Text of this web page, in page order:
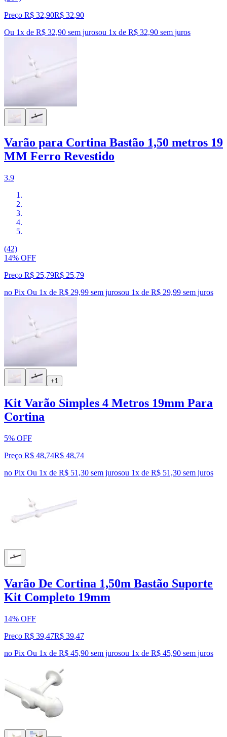
Preço R$ 32,90R$ 32,90
Ou 1x de R$ 32,90 sem jurosou 1x de R$ 32,90 sem juros
Varão para Cortina Bastão 1,50 metros 19
MM Ferro Revestido
3.9
(42)
14% OFF
Preço R$ 25,79R$ 25,79
no Pix Ou 1x de R$ 29,99 sem jurosou 1x de R$ 29,99 sem juros
+1
Kit Varão Simples 4 Metros 19mm Para
Cortina
5% OFF
Preço R$ 48,74R$ 48,74
no Pix Ou 1x de R$ 51,30 sem jurosou 1x de R$ 51,30 sem juros
Varão De Cortina 1,50m Bastão Suporte
Kit Completo 19mm
14% OFF
Preço R$ 39,47R$ 39,47
no Pix Ou 1x de R$ 45,90 sem jurosou 1x de R$ 45,90 sem juros